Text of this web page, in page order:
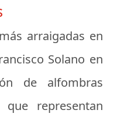
arraigadas en
Solano en
de alfombras
representan